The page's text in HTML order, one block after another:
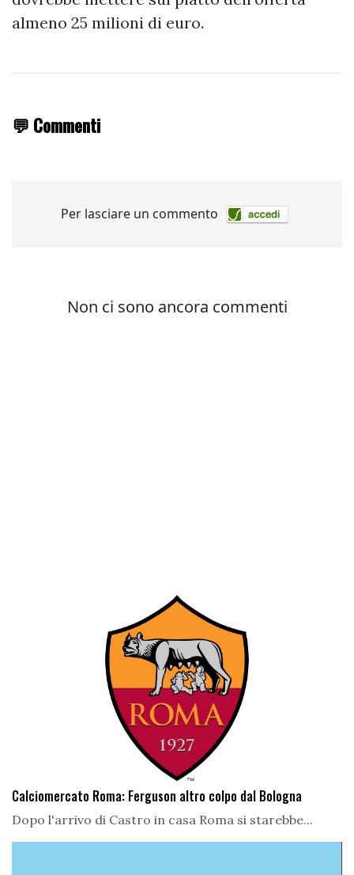
almeno 25 milioni di euro.
💬 Commenti
Calciomercato Roma: Ferguson altro colpo dal Bologna
Dopo l'arrivo di Castro in casa Roma si starebbe...